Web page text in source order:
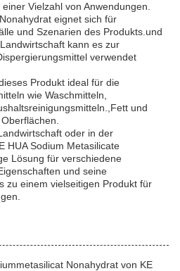
Vielzahl von Anwendungen.
eignet sich für
und Szenarien des Produkts.und
kann es zur
verwendet
Produkt ideal für die
wie Waschmitteln,
und
oder in der
HUA Sodium Metasilicate
Lösung für verschiedene
und seine
zu einem vielseitigen Produkt für
Nonahydrat von KE